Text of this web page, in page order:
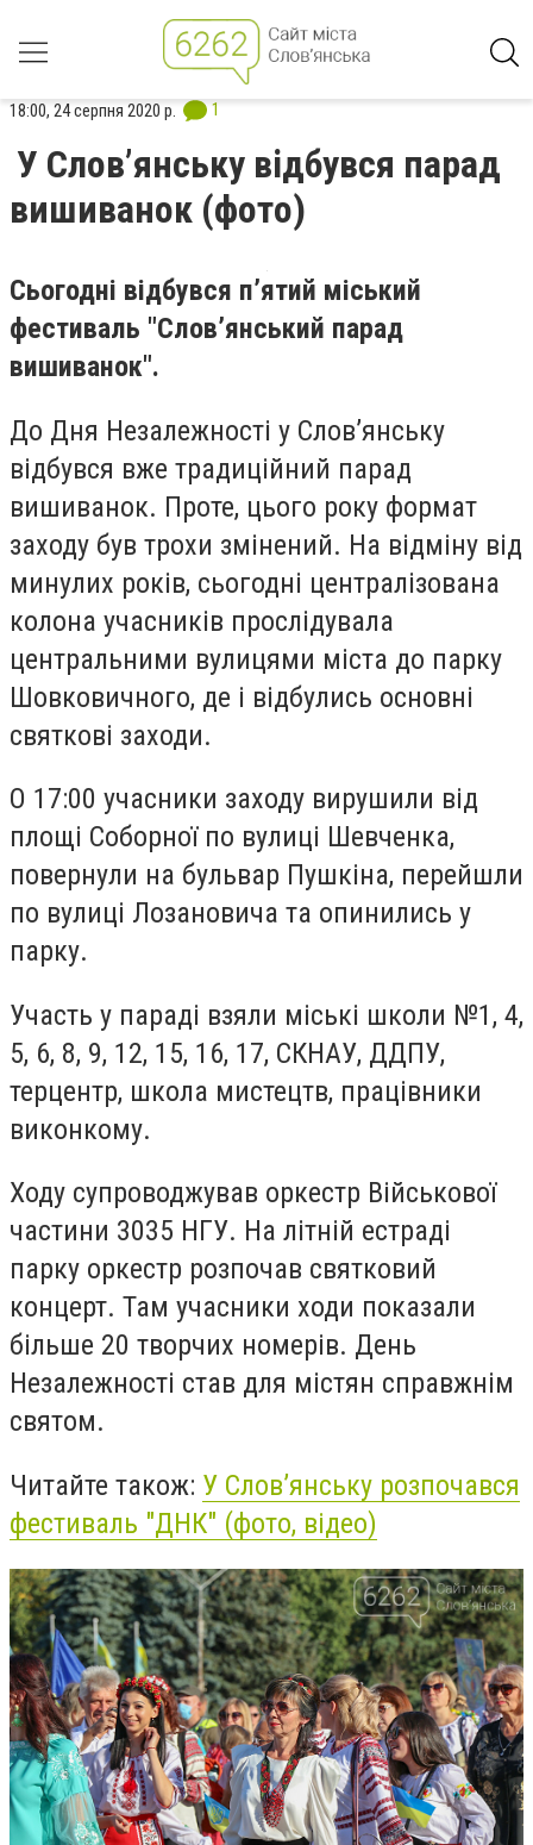
18:00, 24 серпня 2020 р. 1
У Слов’янську відбувся парад
вишиванок (фото)
Сьогодні відбувся п’ятий міський
фестиваль "Слов’янський парад
вишиванок".
До Дня Незалежності у Слов’янську
відбувся вже традиційний парад
вишиванок. Проте, цього року формат
заходу був трохи змінений. На відміну від
минулих років, сьогодні централізована
колона учасників прослідувала
центральними вулицями міста до парку
Шовковичного, де і відбулись основні
святкові заходи.
О 17:00 учасники заходу вирушили від
площі Соборної по вулиці Шевченка,
повернули на бульвар Пушкіна, перейшли
по вулиці Лозановича та опинились у
парку.
Участь у параді взяли міські школи №1, 4,
5, 6, 8, 9, 12, 15, 16, 17, СКНАУ, ДДПУ,
терцентр, школа мистецтв, працівники
виконкому.
Ходу супроводжував оркестр Військової
частини 3035 НГУ. На літній естраді
парку оркестр розпочав святковий
концерт. Там учасники ходи показали
більше 20 творчих номерів. День
Незалежності став для містян справжнім
святом.
Читайте також: У Слов’янську розпочався
фестиваль "ДНК" (фото, відео)